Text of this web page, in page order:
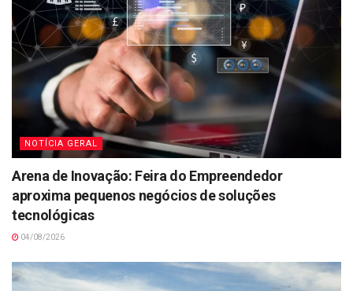
NOTÍCIA GERAL
Arena de Inovação: Feira do Empreendedor
aproxima pequenos negócios de soluções
tecnológicas
04/08/2026